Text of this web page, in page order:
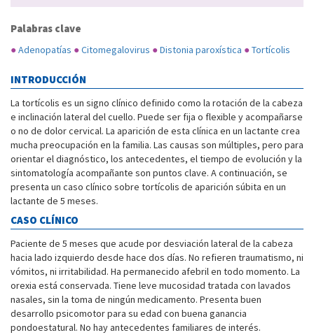
Palabras clave
●Adenopatías ●Citomegalovirus ●Distonia paroxística ●Tortícolis
INTRODUCCIÓN
La tortícolis es un signo clínico definido como la rotación de la cabeza
e inclinación lateral del cuello. Puede ser fija o flexible y acompañarse
o no de dolor cervical. La aparición de esta clínica en un lactante crea
mucha preocupación en la familia. Las causas son múltiples, pero para
orientar el diagnóstico, los antecedentes, el tiempo de evolución y la
sintomatología acompañante son puntos clave. A continuación, se
presenta un caso clínico sobre tortícolis de aparición súbita en un
lactante de 5 meses.
CASO CLÍNICO
Paciente de 5 meses que acude por desviación lateral de la cabeza
hacia lado izquierdo desde hace dos días. No refieren traumatismo, ni
vómitos, ni irritabilidad. Ha permanecido afebril en todo momento. La
orexia está conservada. Tiene leve mucosidad tratada con lavados
nasales, sin la toma de ningún medicamento. Presenta buen
desarrollo psicomotor para su edad con buena ganancia
pondoestatural. No hay antecedentes familiares de interés.